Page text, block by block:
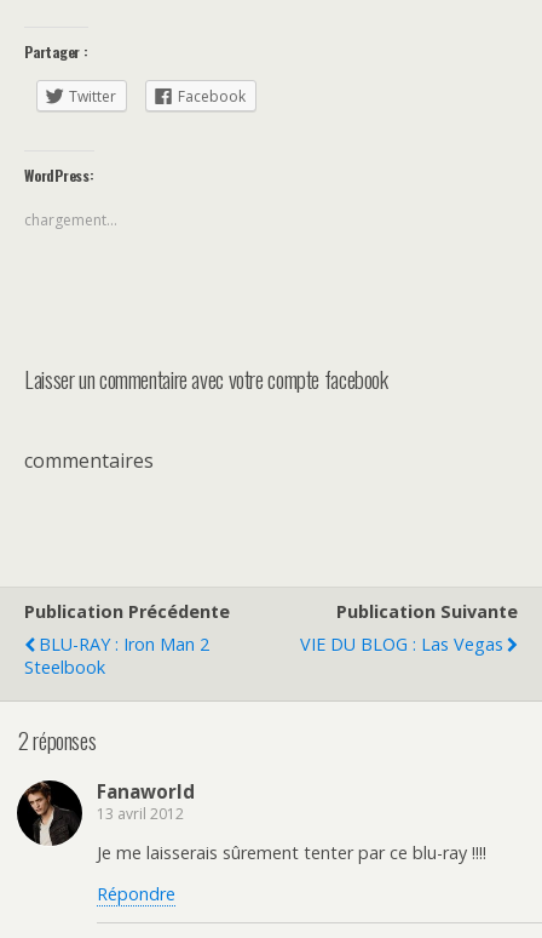
Partager :
Twitter Facebook
WordPress:
chargement…
Laisser un commentaire avec votre compte facebook
commentaires
Publication Précédente
BLU-RAY : Iron Man 2
Steelbook
Publication Suivante
VIE DU BLOG : Las Vegas
2 réponses
Fanaworld
13 avril 2012
Je me laisserais sûrement tenter par ce blu-ray !!!!
Répondre